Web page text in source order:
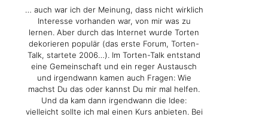
… auch war ich der Meinung, dass nicht wirklich
Interesse vorhanden war, von mir was zu
lernen. Aber durch das Internet wurde Torten
dekorieren populär (das erste Forum, Torten-
Talk, startete 2006…). Im Torten-Talk entstand
eine Gemeinschaft und ein reger Austausch
und irgendwann kamen auch Fragen: Wie
machst Du das oder kannst Du mir mal helfen.
Und da kam dann irgendwann die Idee:
vielleicht sollte ich mal einen Kurs anbieten. Bei